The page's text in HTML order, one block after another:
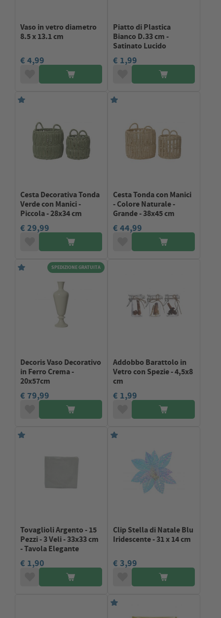
Vaso in vetro diametro
8.5 x 13.1 cm
€ 4,99
Piatto di Plastica
Bianco D.33 cm -
Satinato Lucido
€ 1,99
Cesta Decorativa Tonda
Verde con Manici -
Piccola - 28x34 cm
€ 29,99
Cesta Tonda con Manici
- Colore Naturale -
Grande - 38x45 cm
€ 44,99
SPEDIZIONE GRATUITA
Decoris Vaso Decorativo
in Ferro Crema -
20x57cm
€ 79,99
Addobbo Barattolo in
Vetro con Spezie - 4,5x8
cm
€ 1,99
Tovaglioli Argento - 15
Pezzi - 3 Veli - 33x33 cm
- Tavola Elegante
€ 1,90
Clip Stella di Natale Blu
Iridescente - 31 x 14 cm
€ 3,99